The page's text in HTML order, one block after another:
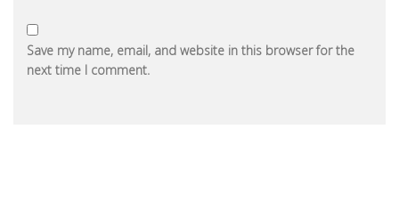
Save my name, email, and website in this browser for the
next time I comment.